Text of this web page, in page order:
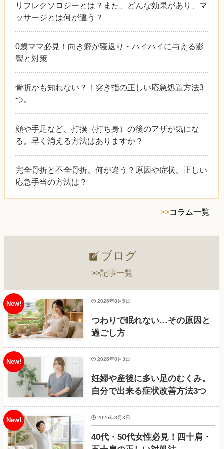
リフレクソロジーとは？また、どんな効果があり、マ
ッサージとは何が違う？
0歳ママ必見！向き癖が寝返り・ハイハイに与える影
響と対策
骨折かも知れない？！突き指の正しい応急処置方法3
つ。
顔や手足など、打撲（打ち身）の後のアザが気にな
る。早く消える方法はありますか？
完全骨折と不全骨折、何が違う？原因や症状、正しい
応急手当の方法は？
>>コラム一覧
ブログ
>>記事一覧
つわりで眠れない…その原因と
過ごし方
2026年8月5日
妊婦や産後に多い足のむくみ。
自分で出来る症状改善方法3つ
2026年8月3日
40代・50代女性必見！四十肩・
2026年8月3日